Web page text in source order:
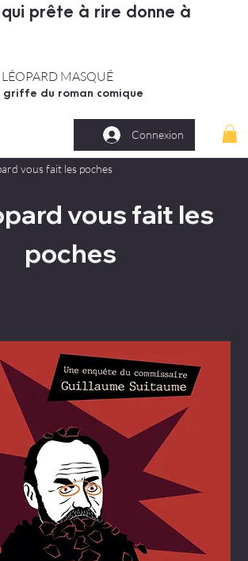
prête à rire donne à
LÉOPARD MASQUÉ
griffe du roman comique
Connexion
vous fait les poches
vous fait les
poches